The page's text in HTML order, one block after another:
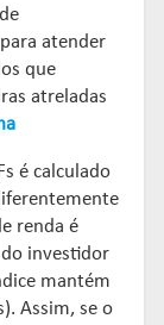
atender
que
atreladas
é calculado
renda é
investidor
mantém
Assim, se o